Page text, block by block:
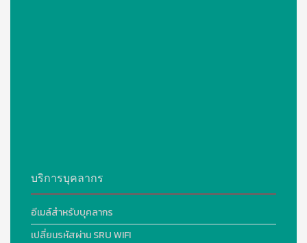
บริการบุคลากร
อีเมล์สำหรับบุคลากร
เปลี่ยนรหัสผ่าน SRU WIFI